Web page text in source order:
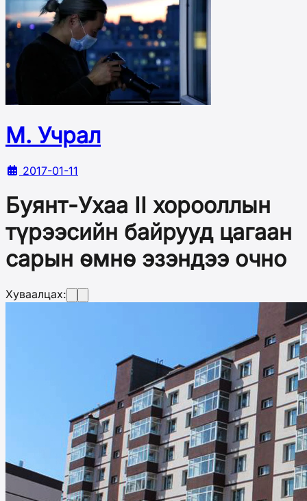
М. Учрал
2017-01-11
Буянт-Ухаа II хорооллын
түрээсийн байрууд цагаан
сарын өмнө эзэндээ очно
Хуваалцах: